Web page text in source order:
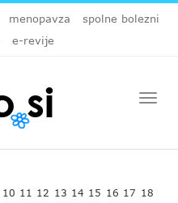
menopavza
spolne bolezni
e-revije
10 11 12 13 14 15 16 17 18